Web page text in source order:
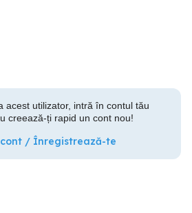
acest utilizator, intră în contul tău
creează-ți rapid un cont nou!
/ Înregistrează-te